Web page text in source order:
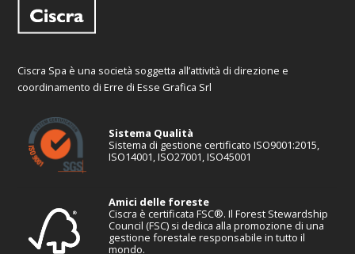
Ciscra Spa è una società soggetta all’attività di direzione e
coordinamento di Erre di Esse Grafica Srl
Sistema Qualità
Sistema di gestione certificato ISO9001:2015,
ISO14001, ISO27001, ISO45001
Amici delle foreste
Ciscra è certificata FSC®. Il Forest Stewardship
Council (FSC) si dedica alla promozione di una
gestione forestale responsabile in tutto il
mondo.